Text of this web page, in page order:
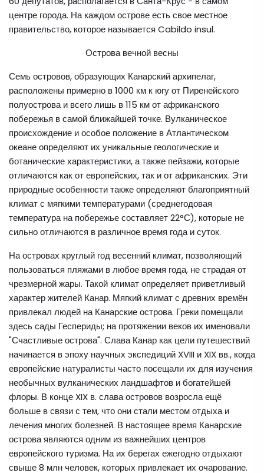
центре города. На каждом острове есть свое местное
правительство, которое называется Cabildo insul.
Острова вечной весны
Семь островов, образующих Канарский архипелаг,
расположены примерно в 1000 км к югу от Пиренейского
полуострова и всего лишь в 115 км от африканского
побережья в самой ближайшей точке. Вулканическое
происхождение и особое положение в Атлантическом
океане определяют их уникальные геологические и
ботанические характеристики, а также пейзажи, которые
отличаются как от европейских, так и от африканских. Эти
природные особенности также определяют благоприятный
климат с мягкими температурами (среднегодовая
температура на побережье составляет 22°С), которые не
сильно отличаются в различное время года и суток.
На островах круглый год весенний климат, позволяющий
пользоваться пляжами в любое время года, не страдая от
чрезмерной жары. Такой климат определяет приветливый
характер жителей Канар. Мягкий климат с древних времён
привлекал людей на Канарские острова. Греки помещали
здесь сады Геспериды; на протяжении веков их именовали
"Счастливые острова". Слава Канар как цели путешествий
начинается в эпоху научных экспедиций XVIII и XIX вв., когда
европейские натуралисты часто посещали их для изучения
необычных вулканических ландшафтов и богатейшей
флоры. В конце XIX в. слава островов возросла ещё
больше в связи с тем, что они стали местом отдыха и
лечения многих болезней. В настоящее время Канарские
острова являются одним из важнейших центров
европейского туризма. На их берегах ежегодно отдыхают
свыше 8 млн человек, которых привлекает их очарование.